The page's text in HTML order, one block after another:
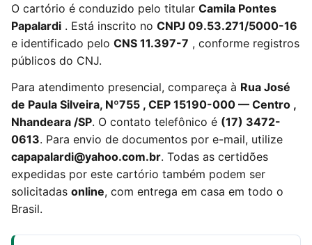
O cartório é conduzido pelo titular Camila Pontes
Papalardi . Está inscrito no CNPJ 09.53.271/5000-16
e identificado pelo CNS 11.397-7 , conforme registros
públicos do CNJ.
Para atendimento presencial, compareça à Rua José
de Paula Silveira, Nº755 , CEP 15190-000 — Centro ,
Nhandeara /SP. O contato telefônico é (17) 3472-
0613. Para envio de documentos por e-mail, utilize
capapalardi@yahoo.com.br. Todas as certidões
expedidas por este cartório também podem ser
solicitadas online, com entrega em casa em todo o
Brasil.